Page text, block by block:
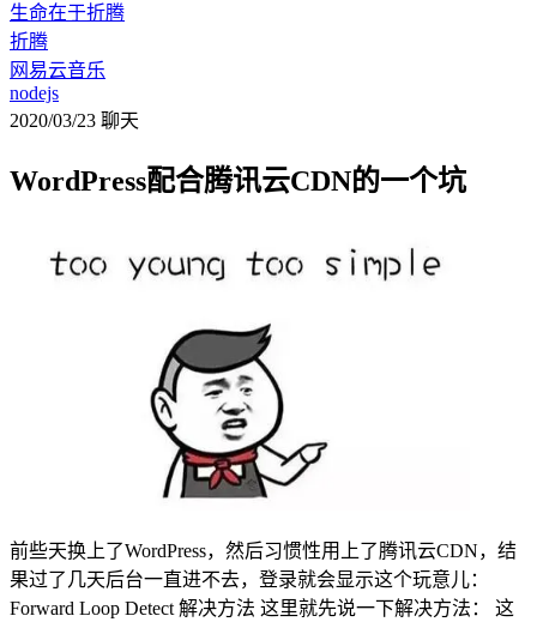
生命在于折腾
折腾
网易云音乐
nodejs
2020/03/23 聊天
WordPress配合腾讯云CDN的一个坑
前些天换上了WordPress，然后习惯性用上了腾讯云CDN，结
果过了几天后台一直进不去，登录就会显示这个玩意儿：
Forward Loop Detect 解决方法 这里就先说一下解决方法： 这